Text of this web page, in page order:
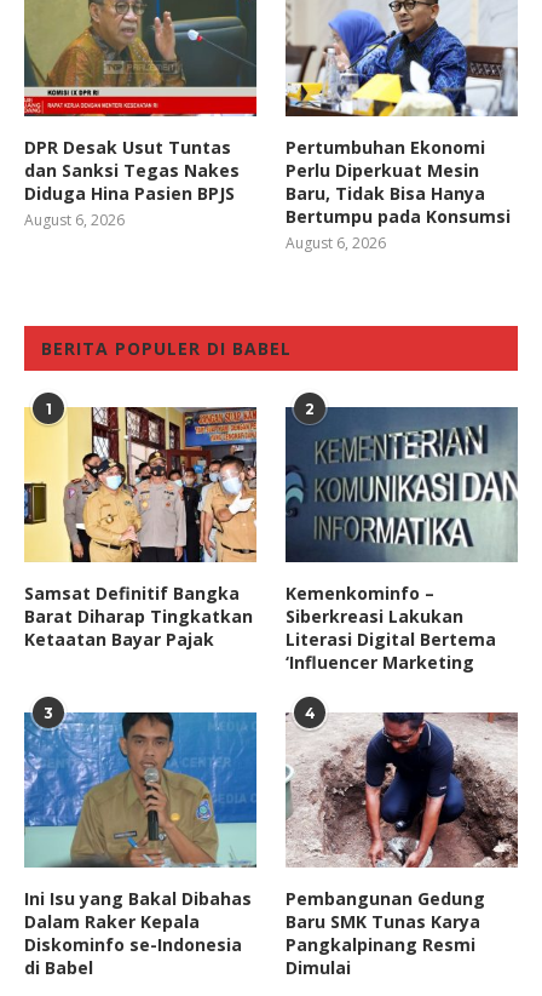
DPR Desak Usut Tuntas
dan Sanksi Tegas Nakes
Diduga Hina Pasien BPJS
August 6, 2026
Pertumbuhan Ekonomi
Perlu Diperkuat Mesin
Baru, Tidak Bisa Hanya
Bertumpu pada Konsumsi
August 6, 2026
BERITA POPULER DI BABEL
1
Samsat Definitif Bangka
Barat Diharap Tingkatkan
Ketaatan Bayar Pajak
2
Kemenkominfo –
Siberkreasi Lakukan
Literasi Digital Bertema
‘Influencer Marketing
3
Ini Isu yang Bakal Dibahas
Dalam Raker Kepala
Diskominfo se-Indonesia
di Babel
4
Pembangunan Gedung
Baru SMK Tunas Karya
Pangkalpinang Resmi
Dimulai